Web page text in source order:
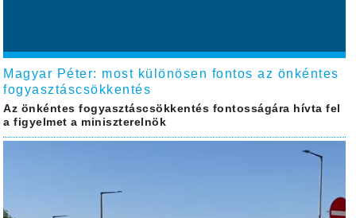
Magyar Péter: most különösen fontos az önkéntes
fogyasztáscsökkentés
Az önkéntes fogyasztáscsökkentés fontosságára hívta fel
a figyelmet a miniszterelnök